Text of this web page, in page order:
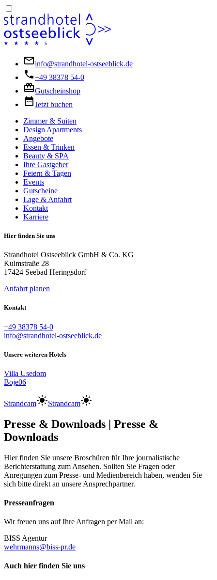
info@strandhotel-ostseeblick.de
+49 38378 54-0
Gutscheinshop
Jetzt buchen
Zimmer & Suiten
Design Apartments
Angebote
Essen & Trinken
Beauty & SPA
Ihre Gastgeber
Feiern & Tagen
Events
Gutscheine
Lage & Anfahrt
Kontakt
Karriere
Hier finden Sie uns
Strandhotel Ostseeblick GmbH & Co. KG
Kulmstraße 28
17424 Seebad Heringsdorf
Anfahrt planen
Kontakt
+49 38378 54-0
info@strandhotel-ostseeblick.de
Unsere weiteren Hotels
Villa Usedom
Boje06
Strandcam Strandcam
Presse & Downloads | Presse &
Downloads
Hier finden Sie unsere Broschüren für Ihre journalistische
Berichterstattung zum Ansehen. Sollten Sie Fragen oder
Anregungen zum Presse- und Medienbereich haben, wenden Sie
sich bitte direkt an unsere Ansprechpartner.
Presseanfragen
Wir freuen uns auf Ihre Anfragen per Mail an:
BISS Agentur
wehrmanns@biss-pr.de
Auch hier finden Sie uns